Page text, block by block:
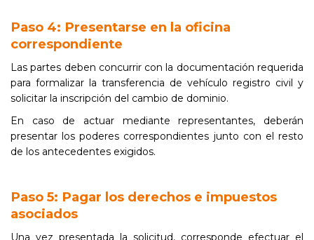
Paso 4: Presentarse en la oficina
correspondiente
Las partes deben concurrir con la documentación requerida
para formalizar la transferencia de vehículo registro civil y
solicitar la inscripción del cambio de dominio.
En caso de actuar mediante representantes, deberán
presentar los poderes correspondientes junto con el resto
de los antecedentes exigidos.
Paso 5: Pagar los derechos e impuestos
asociados
Una vez presentada la solicitud, corresponde efectuar el